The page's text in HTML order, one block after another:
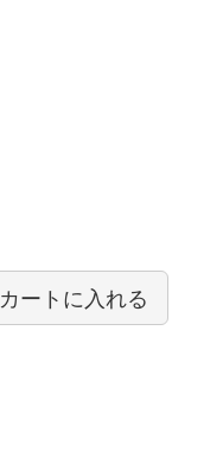
カートに入れる